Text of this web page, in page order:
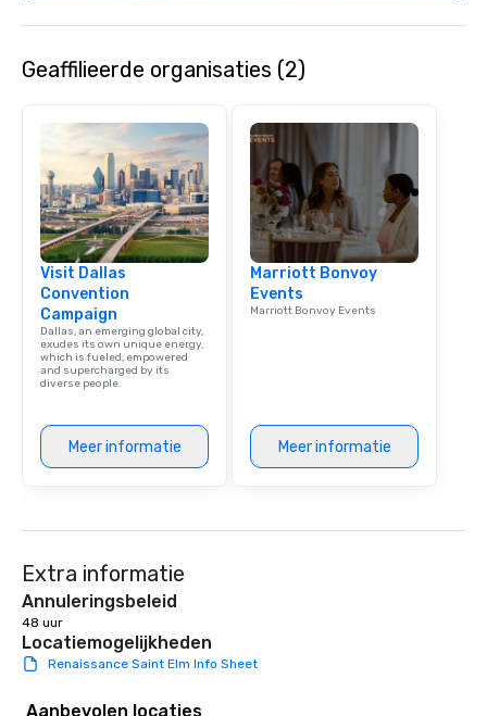
Geaffilieerde organisaties (2)
Visit Dallas
Convention
Campaign
Dallas, an emerging global city,
exudes its own unique energy,
which is fueled, empowered
and supercharged by its
diverse people.
Meer informatie
Marriott Bonvoy
Events
Marriott Bonvoy Events
Meer informatie
Extra informatie
Annuleringsbeleid
48 uur
Locatiemogelijkheden
Renaissance Saint Elm Info Sheet
Aanbevolen locaties